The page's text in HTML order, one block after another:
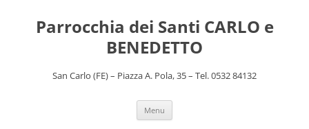
contenuto
Parrocchia dei Santi CARLO e
BENEDETTO
San Carlo (FE) – Piazza A. Pola, 35 – Tel. 0532 84132
Menu